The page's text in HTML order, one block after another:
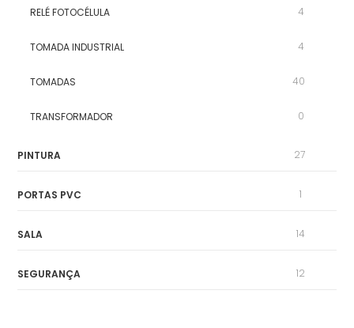
RELÉ FOTOCÉLULA 4
TOMADA INDUSTRIAL 4
TOMADAS 40
TRANSFORMADOR 0
PINTURA 27
PORTAS PVC 1
SALA 14
SEGURANÇA 12